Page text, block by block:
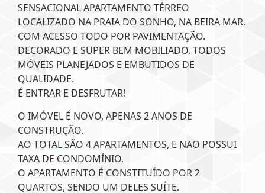
SENSACIONAL APARTAMENTO TÉRREO
LOCALIZADO NA PRAIA DO SONHO, NA BEIRA MAR,
COM ACESSO TODO POR PAVIMENTAÇÃO.
DECORADO E SUPER BEM MOBILIADO, TODOS
MÓVEIS PLANEJADOS E EMBUTIDOS DE
QUALIDADE.
É ENTRAR E DESFRUTAR!
O IMÓVEL É NOVO, APENAS 2 ANOS DE
CONSTRUÇÃO.
AO TOTAL SÃO 4 APARTAMENTOS, E NAO POSSUI
TAXA DE CONDOMÍNIO.
O APARTAMENTO É CONSTITUÍDO POR 2
QUARTOS, SENDO UM DELES SUÍTE.